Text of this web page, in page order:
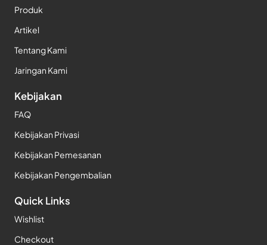
Produk
Artikel
Tentang Kami
Jaringan Kami
Kebijakan
FAQ
Kebijakan Privasi
Kebijakan Pemesanan
Kebijakan Pengembalian
Quick Links
Wishlist
Checkout